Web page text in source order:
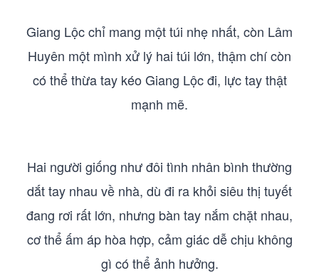
Giang Lộc chỉ mang một túi nhẹ nhất, còn Lâm
Huyên một mình xử lý hai túi lớn, thậm chí còn
có thể thừa tay kéo Giang Lộc đi, lực tay thật
mạnh mẽ.
Hai người giống như đôi tình nhân bình thường
dắt tay nhau về nhà, dù đi ra khỏi siêu thị tuyết
đang rơi rất lớn, nhưng bàn tay nắm chặt nhau,
cơ thể ấm áp hòa hợp, cảm giác dễ chịu không
gì có thể ảnh hưởng.